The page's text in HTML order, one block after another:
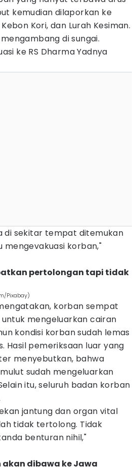
kemudian dilaporkan ke
Kori, dan Lurah Kesiman.
di sungai.
ke RS Dharma Yadnya
di sekitar tempat ditemukan
mengevakuasi korban,"
pertolongan tapi tidak
Pixabay)
korban sempat
mengeluarkan cairan
kondisi korban sudah lemas
Hasil pemeriksaan luar yang
menyebutkan, bahwa
sudah mengeluarkan
itu, seluruh badan korban
jantung dan organ vital
tidak tertolong. Tidak
benturan nihil,"
akan dibawa ke Jawa